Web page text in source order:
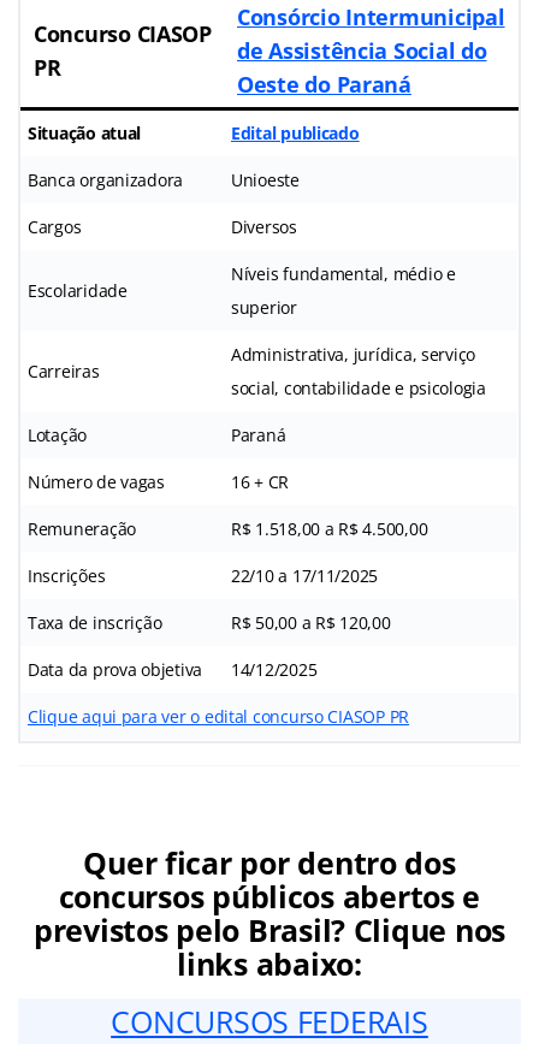
Concurso CIASOP
PR
Consórcio Intermunicipal
de Assistência Social do
Oeste do Paraná
Situação atual Edital publicado
Banca organizadora Unioeste
Cargos Diversos
Escolaridade
Níveis fundamental, médio e
superior
Carreiras
Administrativa, jurídica, serviço
social, contabilidade e psicologia
Lotação Paraná
Número de vagas 16 + CR
Remuneração R$ 1.518,00 a R$ 4.500,00
Inscrições 22/10 a 17/11/2025
Taxa de inscrição R$ 50,00 a R$ 120,00
Data da prova objetiva 14/12/2025
Clique aqui para ver o edital concurso CIASOP PR
Quer ficar por dentro dos
concursos públicos abertos e
previstos pelo Brasil? Clique nos
links abaixo:
CONCURSOS FEDERAIS